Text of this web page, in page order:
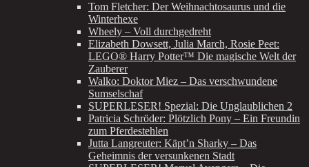
Tom Fletcher: Der Weihnachtosaurus und die
Winterhexe
Wheely – Voll durchgedreht
Elizabeth Dowsett, Julia March, Rosie Peet:
LEGO® Harry Potter™ Die magische Welt der
Zauberer
Walko: Doktor Miez – Das verschwundene
Sumselschaf
SUPERLESER! Spezial: Die Unglaublichen 2
Patricia Schröder: Plötzlich Pony – Ein Freundin
zum Pferdestehlen
Jutta Langreuter: Käpt’n Sharky – Das
Geheimnis der versunkenen Stadt